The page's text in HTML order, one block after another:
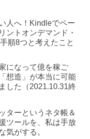
人へ！Kindleでペー
ントオンデマンド・
順8つと考えたこと
になって億を稼ご
想造」が本当に可能
した（2021.10.31終
ターというネタ帳＆
ツールを、私は手放
気がする。